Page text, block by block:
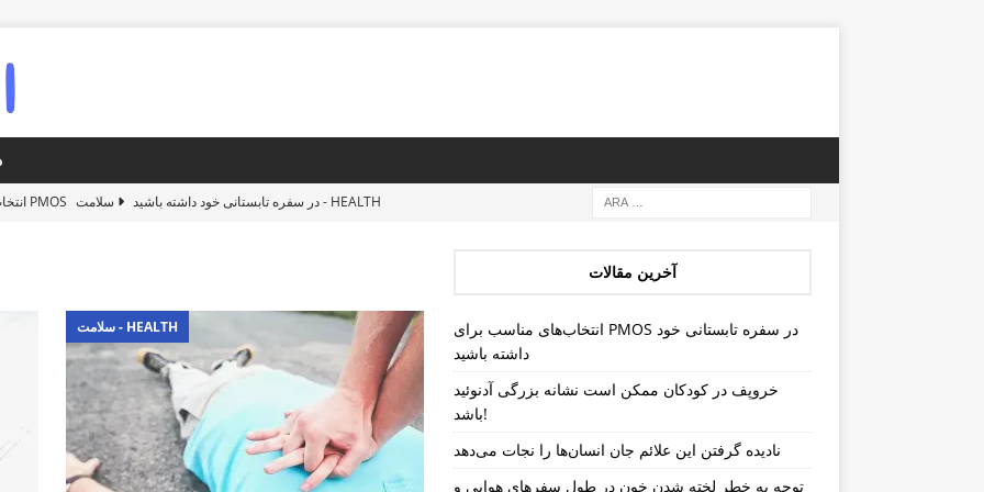
انتخاب‌های مناسب برای PMOS در سفره تابستانی خود داشته باشیدسلامت - HEALTH
توجه به خطر لخته شدن خون در طول سفرهای هوایی وسلامت - HEALTH
روش‌های طبیعی برای افزایش حجم موهای کدر و سلامت - HEALTH
سلامت - HEALTH
آخرین مقالات
انتخاب‌های مناسب برای PMOS در سفره تابستانی خود
داشته باشید
خروپف در کودکان ممکن است نشانه بزرگی آدنوئید
باشد!
نادیده گرفتن این علائم جان انسان‌ها را نجات می‌دهد
توجه به خطر لخته شدن خون در طول سفرهای هوایی و